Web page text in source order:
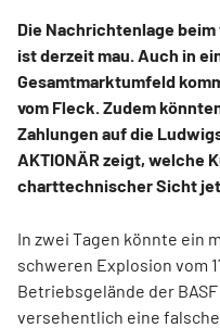
Die Nachrichtenlage
ist derzeit mau. Auch in
Gesamtmarktumfeld
vom Fleck. Zudem
Zahlungen auf die
AKTIONÄR zeigt, welche
charttechnischer Sicht
In zwei Tagen könnte ein
schweren Explosion vom
Betriebsgelände der
versehentlich eine